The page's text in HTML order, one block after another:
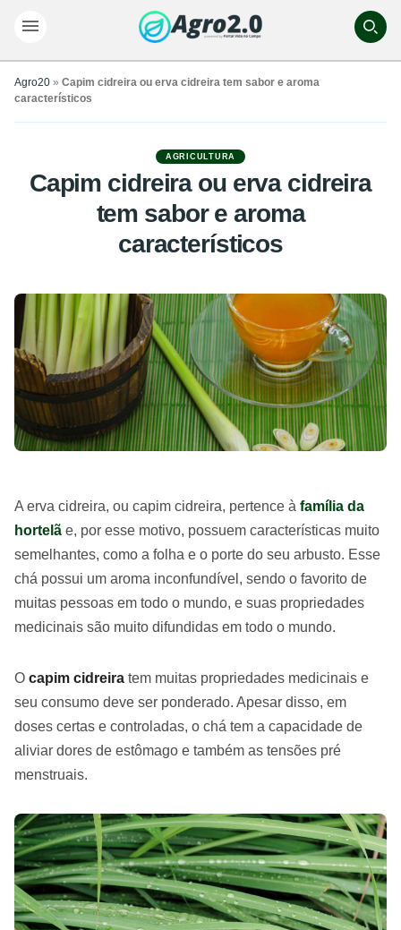
Agro20 » Capim cidreira ou erva cidreira tem sabor e aroma
característicos
AGRICULTURA
Capim cidreira ou erva cidreira
tem sabor e aroma
característicos
A erva cidreira, ou capim cidreira, pertence à família da
hortelã e, por esse motivo, possuem características muito
semelhantes, como a folha e o porte do seu arbusto. Esse
chá possui um aroma inconfundível, sendo o favorito de
muitas pessoas em todo o mundo, e suas propriedades
medicinais são muito difundidas em todo o mundo.
O capim cidreira tem muitas propriedades medicinais e
seu consumo deve ser ponderado. Apesar disso, em
doses certas e controladas, o chá tem a capacidade de
aliviar dores de estômago e também as tensões pré
menstruais.